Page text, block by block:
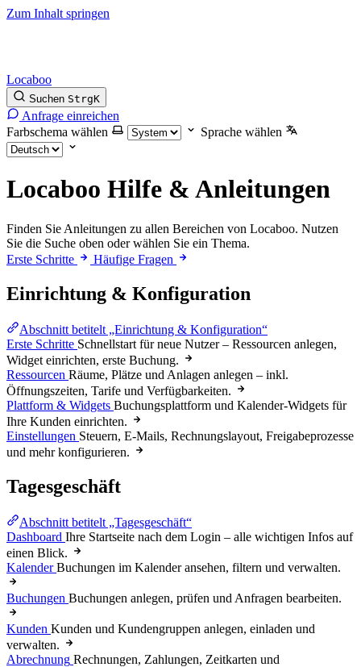
Zum Inhalt springen
Locaboo
Suchen StrgK
Anfrage einreichen
Farbschema wählen
Sprache wählen
Locaboo Hilfe & Anleitungen
Finden Sie Anleitungen zu allen Bereichen von Locaboo. Nutzen
Sie die Suche oben oder wählen Sie ein Thema.
Erste Schritte
Häufige Fragen
Einrichtung & Konfiguration
Abschnitt betitelt „Einrichtung & Konfiguration“
Erste Schritte Schnellstart für neue Nutzer – Ressourcen anlegen,
Widget einrichten, erste Buchung.
Ressourcen Räume, Plätze und Anlagen anlegen – inkl.
Öffnungszeiten, Tarife und Verfügbarkeiten.
Plattform & Widgets Buchungsplattform und Kalender-Widgets für
Ihre Kunden einrichten.
Einstellungen Steuern, E-Mails, Rechnungslayout, Freigabeprozesse
und mehr konfigurieren.
Tagesgeschäft
Abschnitt betitelt „Tagesgeschäft“
Dashboard Ihre Startseite nach dem Login – alle wichtigen Infos auf
einen Blick.
Kalender Buchungen im Kalender ansehen, filtern und verwalten.
Buchungen Buchungen anlegen, prüfen und Anfragen bearbeiten.
Kunden Kunden und Kundengruppen anlegen, einladen und
verwalten.
Abrechnung Rechnungen, Zahlungen, Zeitkarten und